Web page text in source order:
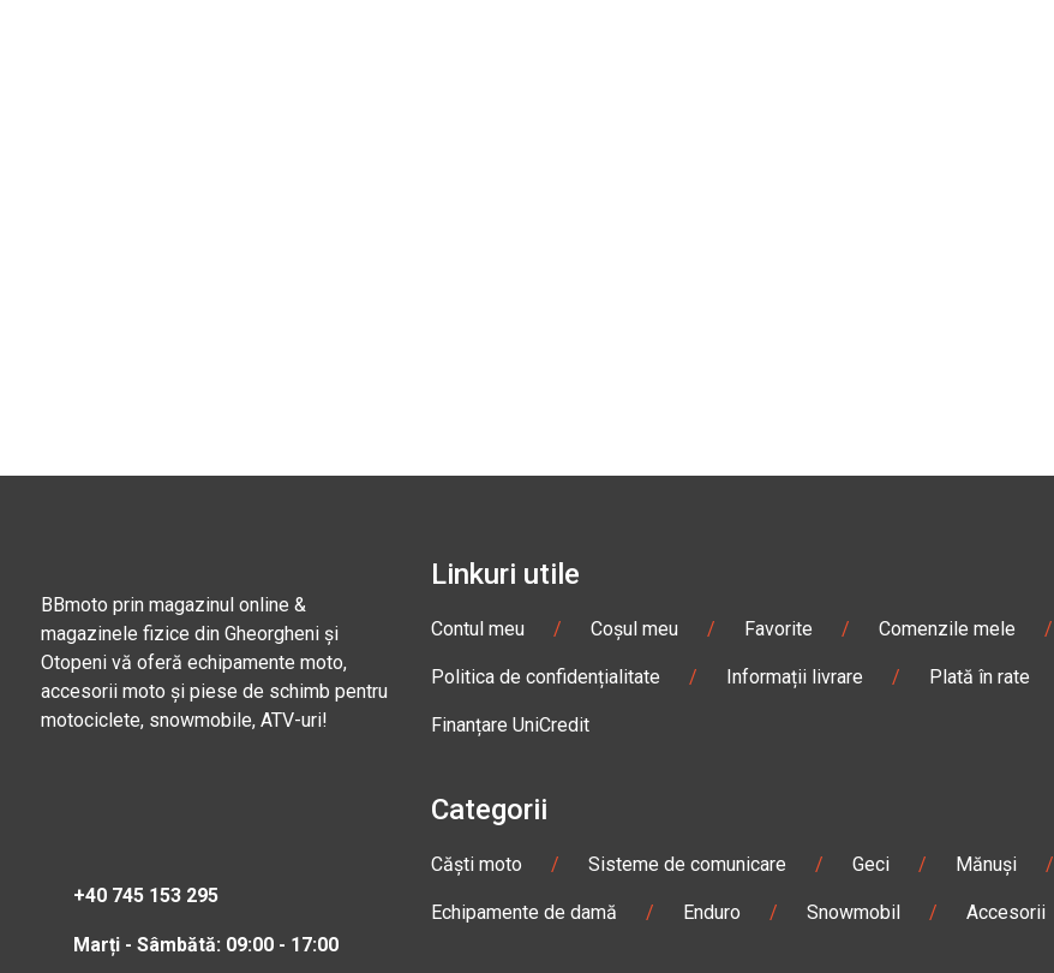
BBmoto prin magazinul online &
magazinele fizice din Gheorgheni și
Otopeni vă oferă echipamente moto,
accesorii moto și piese de schimb pentru
motociclete, snowmobile, ATV-uri!
+40 745 153 295
Marți - Sâmbătă: 09:00 - 17:00
Linkuri utile
Contul meu / Coșul meu / Favorite / Comenzile mele /
Politica de confidențialitate / Informații livrare / Plată în rate
Finanțare UniCredit
Categorii
Căști moto / Sisteme de comunicare / Geci / Mănuși /
Echipamente de damă / Enduro / Snowmobil / Accesorii